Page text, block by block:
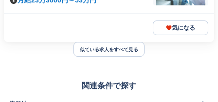
気になる
似ている求人をすべて見る
関連条件で探す